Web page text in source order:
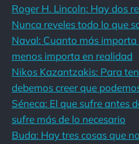
Roger H. Lincoln: Hay dos
Nunca reveles todo lo que
Naval: Cuanto más importa
menos importa en realidad
Nikos Kazantzakis: Para
debemos creer que
Séneca: El que sufre antes
sufre más de lo necesario
Buda: Hay tres cosas que